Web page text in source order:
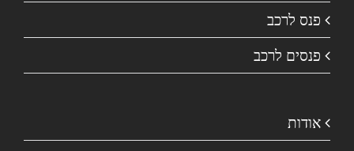
פנס לרכב
פנסים לרכב
אודות